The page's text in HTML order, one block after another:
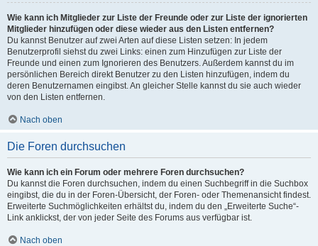
Wie kann ich Mitglieder zur Liste der Freunde oder zur Liste der ignorierten
Mitglieder hinzufügen oder diese wieder aus den Listen entfernen?
Du kannst Benutzer auf zwei Arten auf diese Listen setzen: In jedem
Benutzerprofil siehst du zwei Links: einen zum Hinzufügen zur Liste der
Freunde und einen zum Ignorieren des Benutzers. Außerdem kannst du im
persönlichen Bereich direkt Benutzer zu den Listen hinzufügen, indem du
deren Benutzernamen eingibst. An gleicher Stelle kannst du sie auch wieder
von den Listen entfernen.
Nach oben
Die Foren durchsuchen
Wie kann ich ein Forum oder mehrere Foren durchsuchen?
Du kannst die Foren durchsuchen, indem du einen Suchbegriff in die Suchbox
eingibst, die du in der Foren-Übersicht, der Foren- oder Themenansicht findest.
Erweiterte Suchmöglichkeiten erhältst du, indem du den „Erweiterte Suche“-
Link anklickst, der von jeder Seite des Forums aus verfügbar ist.
Nach oben